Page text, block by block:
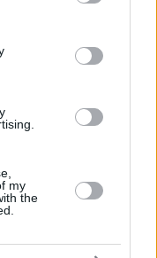
third-party tags to
in below Google
my
the
από την
να τον
σπίλωση